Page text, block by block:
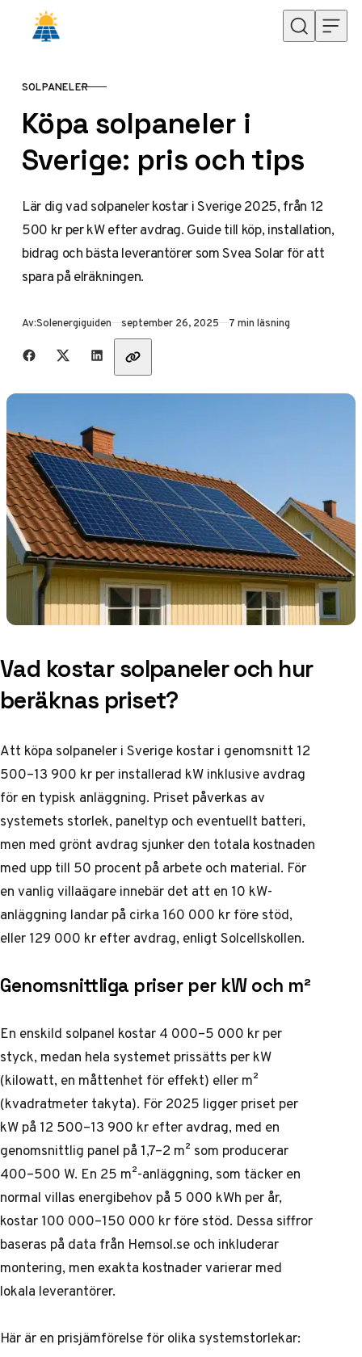
Hoppa till innehåll
KATEGORI
SOLPANELER
Köpa solpaneler i
Sverige: pris och tips
Lär dig vad solpaneler kostar i Sverige 2025, från 12
500 kr per kW efter avdrag. Guide till köp, installation,
bidrag och bästa leverantörer som Svea Solar för att
spara på elräkningen.
Av:Solenergiguiden Publicerad
september 26, 2025 7 min läsning
Dela med vänner
Vad kostar solpaneler och hur
beräknas priset?
Att köpa solpaneler i Sverige kostar i genomsnitt 12
500–13 900 kr per installerad kW inklusive avdrag
för en typisk anläggning. Priset påverkas av
systemets storlek, paneltyp och eventuellt batteri,
men med grönt avdrag sjunker den totala kostnaden
med upp till 50 procent på arbete och material. För
en vanlig villaägare innebär det att en 10 kW-
anläggning landar på cirka 160 000 kr före stöd,
eller 129 000 kr efter avdrag, enligt Solcellskollen.
Genomsnittliga priser per kW och m²
En enskild solpanel kostar 4 000–5 000 kr per
styck, medan hela systemet prissätts per kW
(kilowatt, en måttenhet för effekt) eller m²
(kvadratmeter takyta). För 2025 ligger priset per
kW på 12 500–13 900 kr efter avdrag, med en
genomsnittlig panel på 1,7–2 m² som producerar
400–500 W. En 25 m²-anläggning, som täcker en
normal villas energibehov på 5 000 kWh per år,
kostar 100 000–150 000 kr före stöd. Dessa siffror
baseras på data från Hemsol.se och inkluderar
montering, men exakta kostnader varierar med
lokala leverantörer.
Här är en prisjämförelse för olika systemstorlekar: